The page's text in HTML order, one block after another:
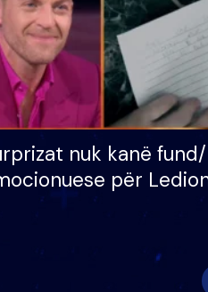
nuk kanë
për
dhe fëmijët e tij,